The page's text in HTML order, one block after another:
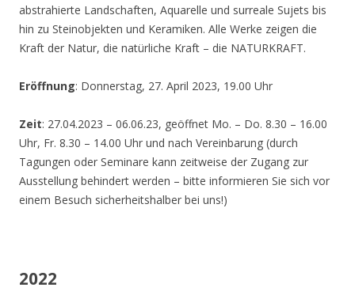
abstrahierte Landschaften, Aquarelle und surreale Sujets bis
hin zu Steinobjekten und Keramiken. Alle Werke zeigen die
Kraft der Natur, die natürliche Kraft – die NATURKRAFT.
Eröffnung: Donnerstag, 27. April 2023, 19.00 Uhr
Zeit: 27.04.2023 – 06.06.23, geöffnet Mo. – Do. 8.30 – 16.00
Uhr, Fr. 8.30 – 14.00 Uhr und nach Vereinbarung (durch
Tagungen oder Seminare kann zeitweise der Zugang zur
Ausstellung behindert werden – bitte informieren Sie sich vor
einem Besuch sicherheitshalber bei uns!)
2022